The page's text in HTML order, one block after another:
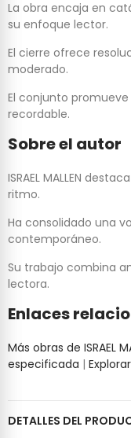
La obra encaja en
su enfoque lector.
El cierre ofrece
moderado.
El conjunto
recordable.
Sobre el autor
ISRAEL MALLEN
ritmo.
Ha consolidado una
contemporáneo.
Su trabajo combina
lectora.
Enlaces
Más obras de ISRAEL
especificada |
DETALLES DEL